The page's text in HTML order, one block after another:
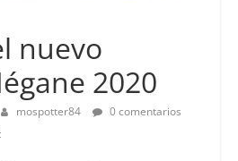
nuevo
2020
mospotter84
0 comentarios